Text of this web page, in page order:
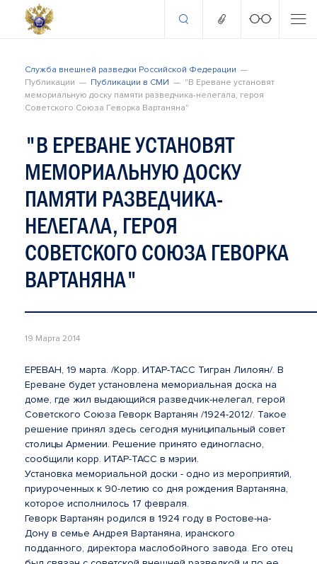
Служба внешней разведки Российской Федерации
Публикации
Публикации в СМИ
"В Ереване установят
мемориальную доску памяти разведчика-нелегала, героя
Советского Союза Геворка Вартаняна"
"В ЕРЕВАНЕ УСТАНОВЯТ
МЕМОРИАЛЬНУЮ ДОСКУ
ПАМЯТИ РАЗВЕДЧИКА-
НЕЛЕГАЛА, ГЕРОЯ
СОВЕТСКОГО СОЮЗА ГЕВОРКА
ВАРТАНЯНА"
19 Марта 2014
ЕРЕВАН, 19 марта. /Корр. ИТАР-ТАСС Тигран Лилоян/. В
Ереване будет установлена мемориальная доска на
доме, где жил выдающийся разведчик-нелегал, герой
Советского Союза Геворк Вартанян /1924-2012/. Такое
решение принял здесь сегодня муниципальный совет
столицы Армении. Решение принято единогласно,
сообщили корр. ИТАР-ТАСС в мэрии.
Установка мемориальной доски - одно из мероприятий,
приуроченных к 90-летию со дня рождения Вартаняна,
которое исполнилось 17 февраля.
Геворк Вартанян родился в 1924 году в Ростове-на-
Дону в семье Андрея Вартаняна, иранского
подданного, директора маслобойного завода. Его отец